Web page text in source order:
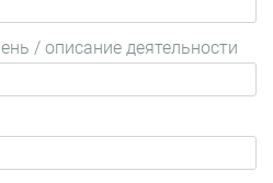
/ описание деятельности